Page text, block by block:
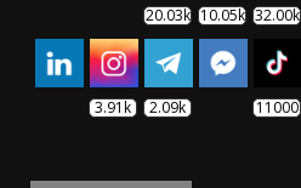
20.03k 10.05k 32.00k
3.91k 2.09k 11000